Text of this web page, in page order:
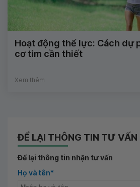
Hoạt động thể lực: Cách dự
cơ tim cần thiết
Xem thêm
ĐỂ LẠI THÔNG TIN TƯ VẤN
Để lại thông tin nhận tư vấn
Họ và tên*